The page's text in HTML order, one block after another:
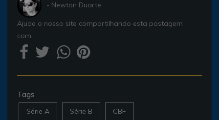
- Newton Duarte
Ajude o nosso site compartilhando esta postagem
com
Tags
Série A Série B CBF